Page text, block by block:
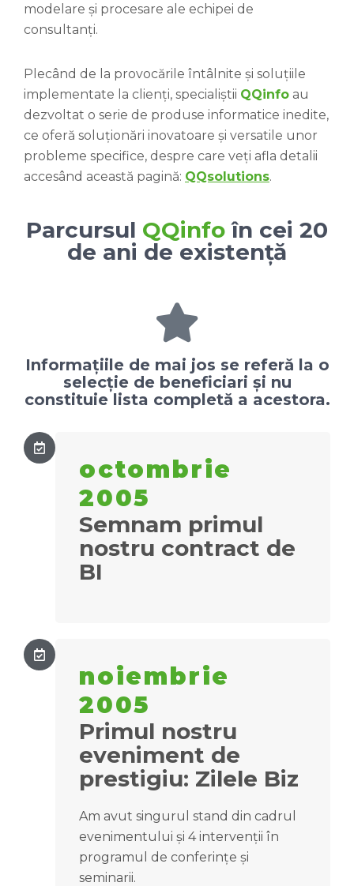
modelare și procesare ale echipei de
consultanți.
Plecând de la provocările întâlnite și soluțiile
implementate la clienți, specialiștii QQinfo au
dezvoltat o serie de produse informatice inedite,
ce oferă soluționări inovatoare și versatile unor
probleme specifice, despre care veți afla detalii
accesând această pagină: QQsolutions.
Parcursul QQinfo în cei 20
de ani de existență
Informațiile de mai jos se referă la o
selecție de beneficiari și nu
constituie lista completă a acestora.
octombrie
2005
Semnam primul
nostru contract de
BI
noiembrie
2005
Primul nostru
eveniment de
prestigiu: Zilele Biz
Am avut singurul stand din cadrul
evenimentului și 4 intervenții în
programul de conferințe și
seminarii.